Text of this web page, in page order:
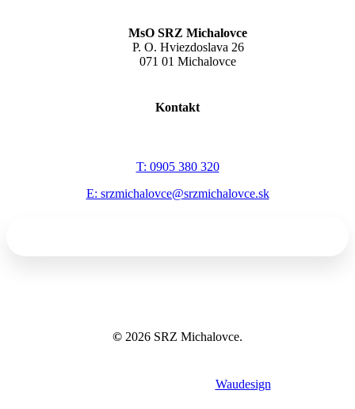
MsO SRZ Michalovce
P. O. Hviezdoslava 26
071 01 Michalovce
Kontakt
T: 0905 380 320
E: srzmichalovce@srzmichalovce.sk
© 2026 SRZ Michalovce.
Waudesign